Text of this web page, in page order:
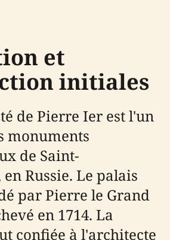
et
initiales
de Pierre Ier est l'un
monuments
de Saint-
Russie. Le palais
par Pierre le Grand
en 1714. La
confiée à l'architecte